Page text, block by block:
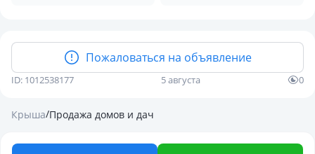
Пожаловаться на объявление
ID: 1012538177 5 августа 0
Крыша/Продажа домов и дач